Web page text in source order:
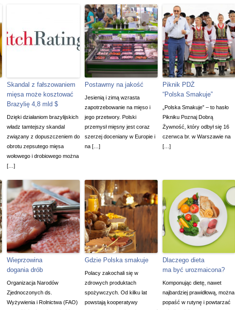
Skandal z fałszowaniem
mięsa może kosztować
Brazylię 4,8 mld $
Dzięki działaniom brazylijskich
władz tamtejszy skandal
związany z dopuszczeniem do
obrotu zepsutego mięsa
wołowego i drobiowego można
[…]
Postawmy na jakość
Jesienią i zimą wzrasta
zapotrzebowanie na mięso i
jego przetwory. Polski
przemysł mięsny jest coraz
szerzej doceniany w Europie i
na […]
Piknik PDŻ
“Polska Smakuje”
„Polska Smakuje” – to hasło
Pikniku Poznaj Dobrą
Żywność, który odbył się 16
czerwca br. w Warszawie na
[…]
Wieprzowina
dogania drób
Organizacja Narodów
Zjednoczonych ds.
Wyżywienia i Rolnictwa (FAO)
Gdzie Polska smakuje
Polacy zakochali się w
zdrowych produktach
spożywczych. Od kilku lat
powstają kooperatywy
Dlaczego dieta
ma być urozmaicona?
Komponując dietę, nawet
najbardziej prawidłową, można
popaść w rutynę i powtarzać